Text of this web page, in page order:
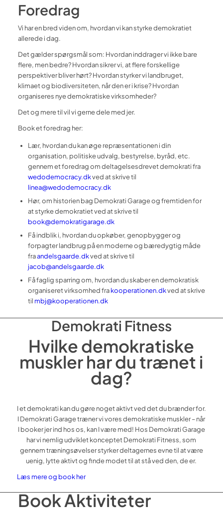
Foredrag
Vi har en bred viden om, hvordan vi kan styrke demokratiet
allerede i dag.
Det gælder spørgsmål som: Hvordan inddrager vi ikke bare
flere, men bedre? Hvordan sikrer vi, at flere forskellige
perspektiver bliver hørt? Hvordan styrker vi landbruget,
klimaet og biodiversiteten, når den er i krise? Hvordan
organiseres nye demokratiske virksomheder?
Det og mere til vil vi gerne dele med jer.
Book et foredrag her:
Lær, hvordan du kan øge repræsentationen i din
organisation, politiske udvalg, bestyrelse, byråd, etc.
gennem et foredrag om deltagelsesdrevet demokrati fra
wedodemocracy.dkved at skrive til
linea@wedodemocracy.dk
Hør, om historien bag Demokrati Garage og fremtiden for
at styrke demokratiet ved at skrive til
book@demokratigarage.dk
Få indblik i, hvordan du opkøber, genopbygger og
forpagter landbrug på en moderne og bæredygtig måde
fraandelsgaarde.dkved at skrive til
jacob@andelsgaarde.dk
Få faglig sparring om, hvordan du skaber en demokratisk
organiseret virksomhed frakooperationen.dkved at skrive
til mbj@kooperationen.dk
Demokrati Fitness
Hvilke demokratiske
muskler har du trænet i
dag?
I et demokrati kan du gøre noget aktivt ved det du brænder for.
I Demokrati Garage træner vi vores demokratiske muskler – når
I booker jer ind hos os, kan I være med! Hos Demokrati Garage
har vi nemlig udviklet konceptet Demokrati Fitness, som
gennem træningsøvelser styrker deltagernes evne til at være
uenig, lytte aktivt og finde modet til at stå ved den, de er.
Læs mere og book her
Book Aktiviteter